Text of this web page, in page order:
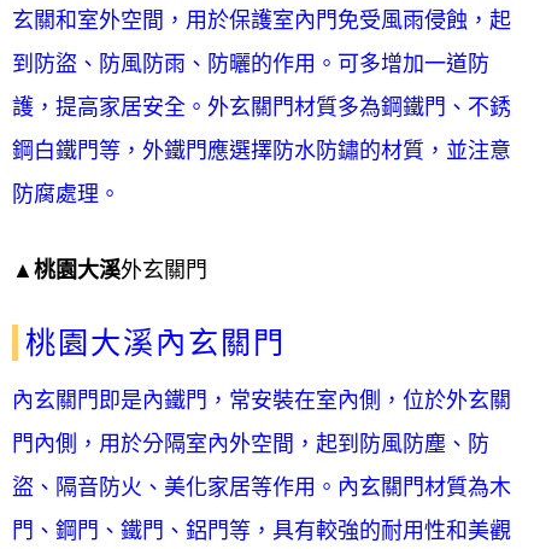
玄關和室外空間，用於保護室內門免受風雨侵蝕，起
到防盜、防風防雨、防曬的作用。可多增加一道防
護，提高家居安全。外玄關門材質多為鋼鐵門、不銹
鋼白鐵門等，外鐵門應選擇防水防鏽的材質，並注意
防腐處理。
▲ 桃園大溪外玄關門
桃園大溪內玄關門
內玄關門即是內鐵門，常安裝在室內側，位於外玄關
門內側，用於分隔室內外空間，起到防風防塵、防
盜、隔音防火、美化家居等作用。內玄關門材質為木
門、鋼門、鐵門、鋁門等，具有較強的耐用性和美觀